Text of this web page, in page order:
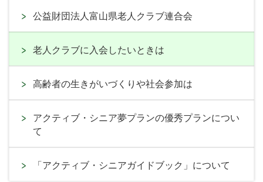
公益財団法人富山県老人クラブ連合会
老人クラブに入会したいときは
高齢者の生きがいづくりや社会参加は
アクティブ・シニア夢プランの優秀プランについ
て
「アクティブ・シニアガイドブック」について